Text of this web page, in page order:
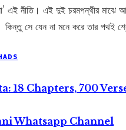
এই নীতি। এই দুই চরমপন্থীর মাঝে
সে যেন না মনে করে তার পথই
18 Chapters, 700
Whatsapp Channel